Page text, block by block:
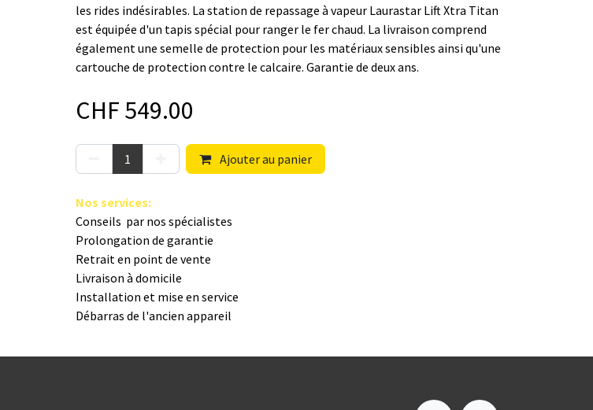
les rides indésirables. La station de repassage à vapeur Laurastar Lift Xtra Titan
est équipée d'un tapis spécial pour ranger le fer chaud. La livraison comprend
également une semelle de protection pour les matériaux sensibles ainsi qu'une
cartouche de protection contre le calcaire. Garantie de deux ans.
CHF 549.00
Ajouter au panier
Nos s​ervices:
Conseils par nos spé​cialistes
Prolongation de garantie
Retrait en point de vente
Livraison à domicile
Installation et mise en service
Débarras de l'ancien appareil